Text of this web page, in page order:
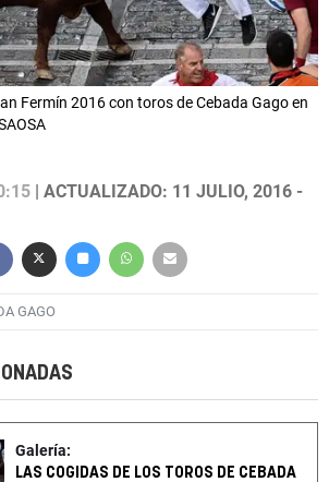
Fermín 2016 con toros de Cebada Gago en
| ACTUALIZADO: 11 JULIO, 2016 -
GAGO
Galería:
LAS COGIDAS DE LOS TOROS DE CEBADA